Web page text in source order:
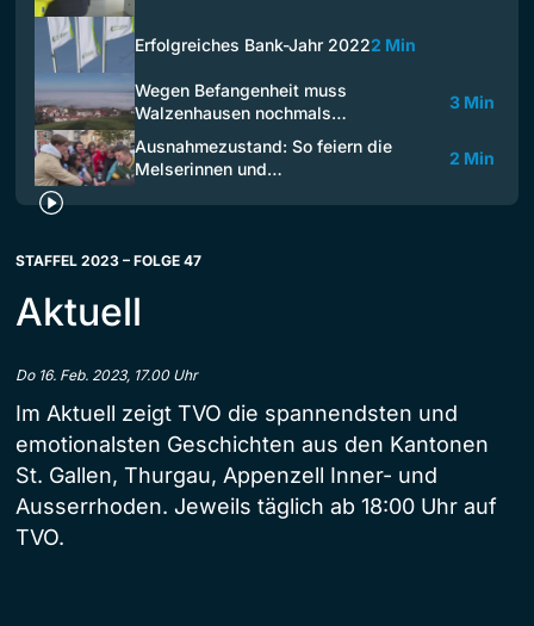
Erfolgreiches Bank-Jahr 20222 Min
Wegen Befangenheit muss
Walzenhausen nochmals…
3 Min
Ausnahmezustand: So feiern die
Melserinnen und…
2 Min
STAFFEL 2023 – FOLGE 47
Aktuell
Do 16. Feb. 2023, 17.00 Uhr
Im Aktuell zeigt TVO die spannendsten und
emotionalsten Geschichten aus den Kantonen
St. Gallen, Thurgau, Appenzell Inner- und
Ausserrhoden. Jeweils täglich ab 18:00 Uhr auf
TVO.